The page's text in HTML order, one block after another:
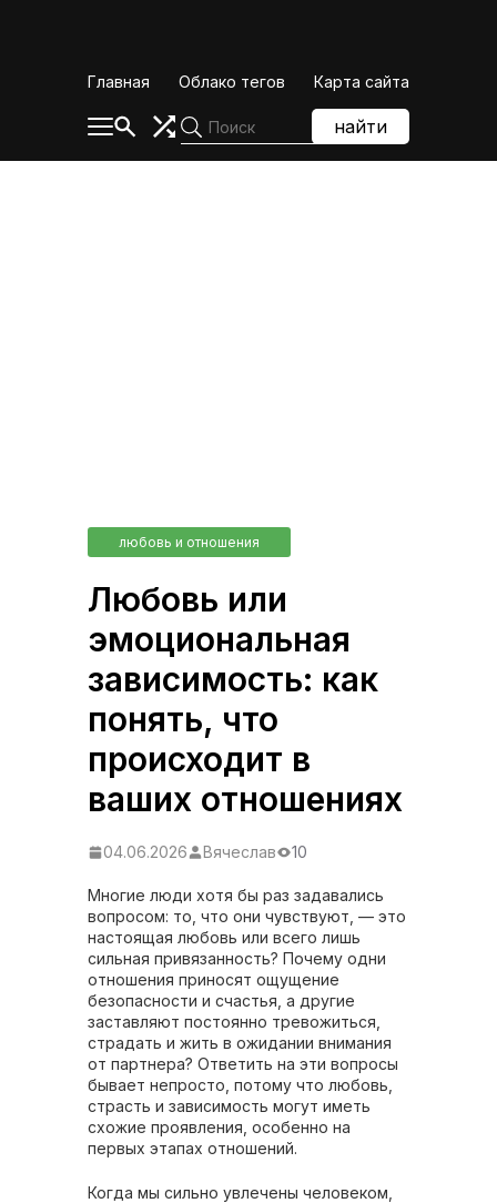
Главная
Облако тегов Карта сайта
найти
любовь и отношения
Любовь или
эмоциональная
зависимость: как
понять, что
происходит в
ваших отношениях
04.06.2026 Вячеслав 10
Многие люди хотя бы раз задавались
вопросом: то, что они чувствуют, — это
настоящая любовь или всего лишь
сильная привязанность? Почему одни
отношения приносят ощущение
безопасности и счастья, а другие
заставляют постоянно тревожиться,
страдать и жить в ожидании внимания
от партнера? Ответить на эти вопросы
бывает непросто, потому что любовь,
страсть и зависимость могут иметь
схожие проявления, особенно на
первых этапах отношений.
Когда мы сильно увлечены человеком,